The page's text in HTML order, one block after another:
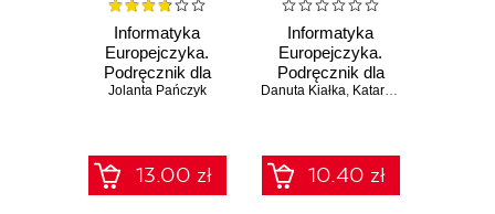
Informatyka
Europejczyka.
Podręcznik dla
szkoły
Jolanta Pańczyk
13.00 zł
Informatyka
Europejczyka.
Podręcznik dla
szkoły
Danuta Kiałka, Katarzyna Kiałka
10.40 zł